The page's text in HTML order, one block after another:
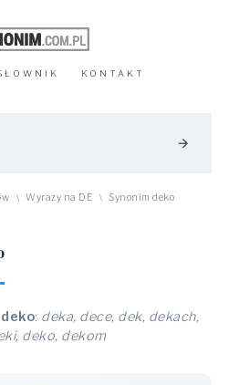
KONTAKT
arrow_forward
\ Wyrazy na DE \ Synonim deko
deko: deka, dece, dek, dekach,
deko, dekom